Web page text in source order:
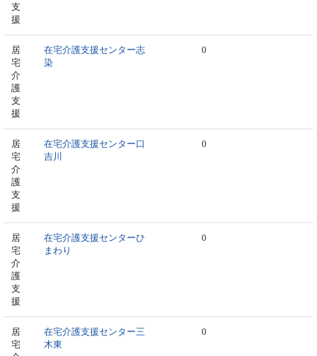
支
援
居
宅
介
護
支
援
在宅介護支援センター志
染
0
居
宅
介
護
支
援
在宅介護支援センター口
吉川
0
居
宅
介
護
支
援
在宅介護支援センターひ
まわり
0
居
宅
在宅介護支援センター三
木東
0